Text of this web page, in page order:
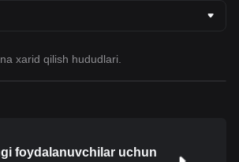
xarid qilish hududlari.
foydalanuvchilar uchun